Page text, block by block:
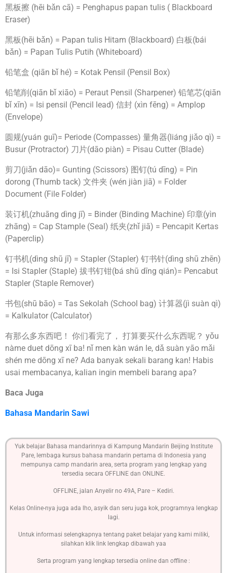
黑板擦 (hēi bǎn cā) = Penghapus papan tulis ( Blackboard
Eraser)
黑板(hēi bǎn) = Papan tulis Hitam (Blackboard) 白板(bái
bǎn) = Papan Tulis Putih (Whiteboard)
铅笔盒 (qiān bǐ hé) = Kotak Pensil (Pensil Box)
铅笔削(qiān bǐ xiāo) = Peraut Pensil (Sharpener) 铅笔芯(qiān
bǐ xīn) = Isi pensil (Pencil lead) 信封 (xìn fēng) = Amplop
(Envelope)
圆规(yuán guī)= Periode (Compasses) 量角器(liáng jiǎo qì) =
Busur (Protractor) 刀片(dāo piàn) = Pisau Cutter (Blade)
剪刀(jiǎn dāo)= Gunting (Scissors) 图钉(tú dīng) = Pin
dorong (Thumb tack) 文件夹 (wén jiàn jiā) = Folder
Document (File Folder)
装订机(zhuāng dìng jī) = Binder (Binding Machine) 印章(yìn
zhāng) = Cap Stample (Seal) 纸夹(zhǐ jiā) = Pencapit Kertas
(Paperclip)
钉书机(dìng shū jī) = Stapler (Stapler) 钉书针(dìng shū zhēn)
= Isi Stapler (Staple) 拔书钉钳(bá shū dīng qián)= Pencabut
Stapler (Staple Remover)
书包(shū bāo) = Tas Sekolah (School bag) 计算器(jì suàn qì)
= Kalkulator (Calculator)
有那么多东西吧！ 你们看完了， 打算要买什么东西呢？ yǒu
nàme duet dōng xī ba! nǐ men kàn wán le, dǎ suàn yāo mǎi
shén me dōng xī ne? Ada banyak sekali barang kan! Habis
usai membacanya, kalian ingin membeli barang apa?
Baca Juga
Bahasa Mandarin Sawi
Yuk belajar Bahasa mandarinnya di Kampung Mandarin Beijing Institute
Pare, lembaga kursus bahasa mandarin pertama di Indonesia yang
mempunya camp mandarin area, serta program yang lengkap yang
tersedia secara OFFLINE dan ONLINE.
OFFLINE, jalan Anyelir no 49A, Pare – Kediri.
Kelas Online-nya juga ada lho, asyik dan seru juga kok, programnya lengkap
lagi.
Untuk informasi selengkapnya tentang paket belajar yang kami miliki,
silahkan klik link lengkap dibawah yaa
Serta program yang lengkap tersedia online dan offline :